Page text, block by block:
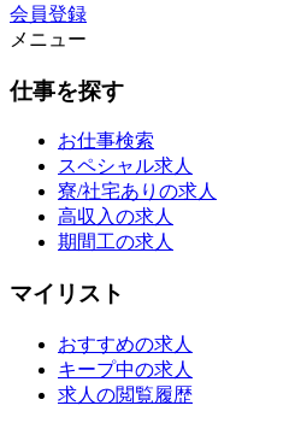
会員登録
メニュー
仕事を探す
お仕事検索
スペシャル求人
寮/社宅ありの求人
高収入の求人
期間工の求人
マイリスト
おすすめの求人
キープ中の求人
求人の閲覧履歴